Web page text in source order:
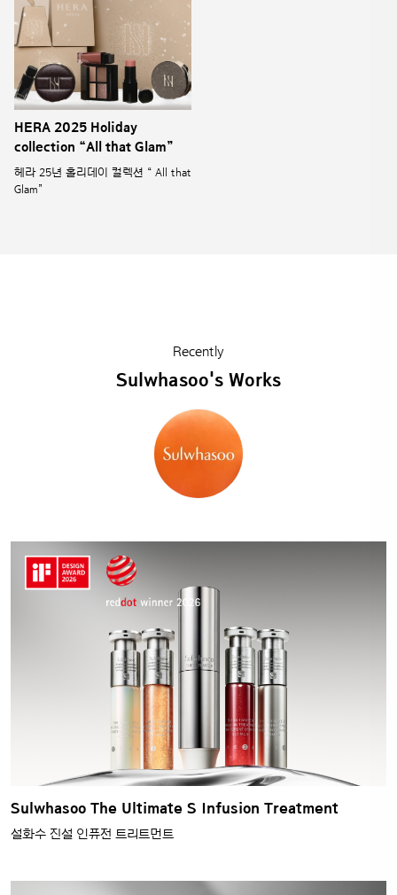
HERA 2025 Holiday
collection “All that Glam”
헤라 25년 홀리데이 컬렉션 “ All that
Glam”
Recently
Sulwhasoo's Works
Sulwhasoo The Ultimate S Infusion Treatment
설화수 진설 인퓨전 트리트먼트